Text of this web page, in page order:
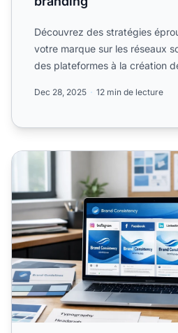
Découvrez des stratégies
votre marque sur les réseaux
des plateformes à la création
Dec 28, 2025 12 min de lecture
Image de marque sur les